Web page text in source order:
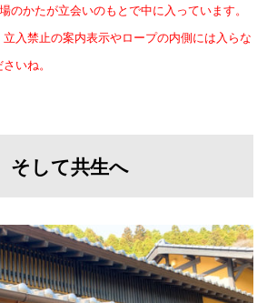
のかたが立会いのもとで中に入っています。
入禁止の案内表示やロープの内側には入らな
いね。
そして共生へ